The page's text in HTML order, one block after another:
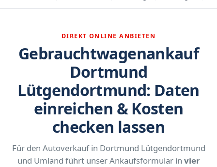
DIREKT ONLINE ANBIETEN
Gebrauchtwagenankauf
Dortmund
Lütgendortmund: Daten
einreichen & Kosten
checken lassen
Für den Autoverkauf in Dortmund Lütgendortmund
und Umland führt unser Ankaufsformular in vier